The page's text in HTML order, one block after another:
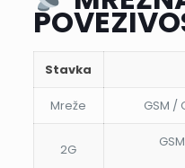
Stavka
Mreže GSM /
2G